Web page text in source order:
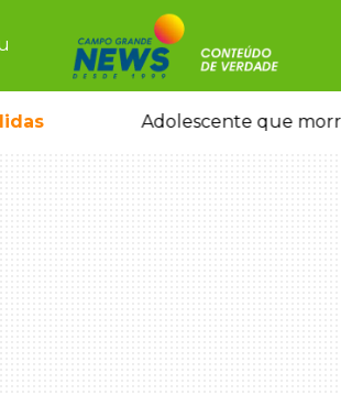
lidas Adolescente que